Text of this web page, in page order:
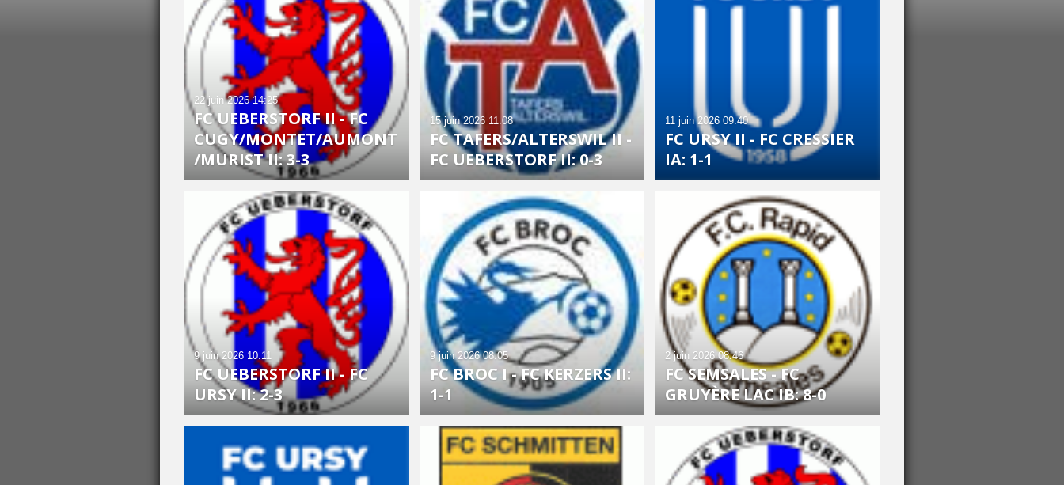
FC UEBERSTORF II - FC
CUGY/MONTET/AUMONT
/MURIST II: 3-3
22 juin 2026 14:25
FC TAFERS/ALTERSWIL II -
FC UEBERSTORF II: 0-3
15 juin 2026 11:08
FC URSY II - FC CRESSIER
IA: 1-1
11 juin 2026 09:40
FC UEBERSTORF II - FC
URSY II: 2-3
9 juin 2026 10:11
FC BROC I - FC KERZERS II:
1-1
9 juin 2026 08:05
FC SEMSALES - FC
GRUYÈRE LAC IB: 8-0
2 juin 2026 08:46